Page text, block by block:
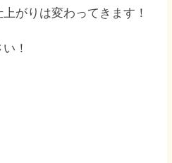
がりは変わってきます！
！